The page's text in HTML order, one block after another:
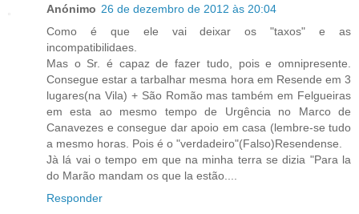
Anónimo 26 de dezembro de 2012 às 20:04
Como é que ele vai deixar os "taxos" e as
incompatibilidaes.
Mas o Sr. é capaz de fazer tudo, pois e omnipresente.
Consegue estar a tarbalhar mesma hora em Resende em 3
lugares(na Vila) + São Romão mas também em Felgueiras
em esta ao mesmo tempo de Urgência no Marco de
Canavezes e consegue dar apoio em casa (lembre-se tudo
a mesmo horas. Pois é o "verdadeiro"(Falso)Resendense.
Jà lá vai o tempo em que na minha terra se dizia "Para la
do Marão mandam os que la estão....
Responder